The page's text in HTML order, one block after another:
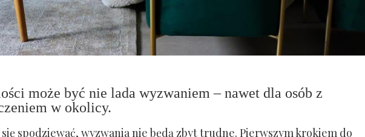
może być nie lada wyzwaniem – nawet dla osób z
w okolicy.
spodziewać, wyzwania nie będą zbyt trudne. Pierwszym krokiem do